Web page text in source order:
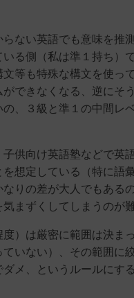
ない英語でも意味を推
る側（私は準１持ち）
等も特殊な構文を使っ
できなくなる、逆にそ
、３級と準１の中間レ
供向け英語塾などで英
想定している（特に語
りの差が大人でもある
まずくしてしまうのが
は厳密に範囲は決ま
いない）、その範囲に
メ、というルールにす